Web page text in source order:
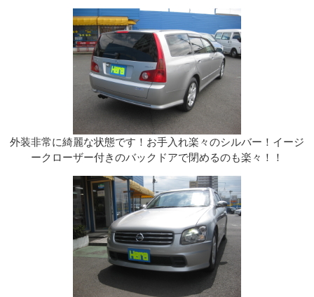
外装非常に綺麗な状態です！お手入れ楽々のシルバー！イージ
ークローザー付きのバックドアで閉めるのも楽々！！